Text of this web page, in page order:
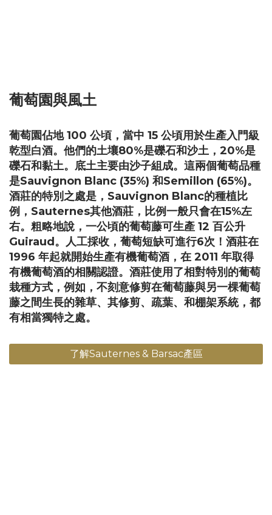
葡萄園與風土
葡萄園佔地 100 公頃，當中 15 公頃用於生產入門級
乾型白酒。他們的土壤80%是礫石和沙土，20%是
礫石和黏土。底土主要由沙子組成。這兩個葡萄品種
是Sauvignon Blanc (35%) 和Semillon (65%)。
酒莊的特別之處是，Sauvignon Blanc的種植比
例，Sauternes其他酒莊，比例一般只會在15%左
右。粗略地說，一公頃的葡萄藤可生產 12 百公升
Guiraud。人工採收，葡萄短缺可進行6次！酒莊在
1996 年起就開始生產有機葡萄酒，在 2011 年取得
有機葡萄酒的相關認證。酒莊使用了相對特別的葡萄
栽種方式，例如，不刻意修剪在葡萄藤與另一棵葡萄
藤之間生長的雜草、其修剪、疏葉、和棚架系統，都
有相當獨特之處。
了解Sauternes & Barsac產區